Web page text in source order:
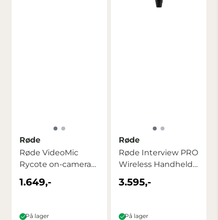
Røde
Røde VideoMic
Rycote on-camera
mic
1.649,-
På lager
Røde
Røde Interview PRO
Wireless Handheld
Condenser ...
3.595,-
På lager